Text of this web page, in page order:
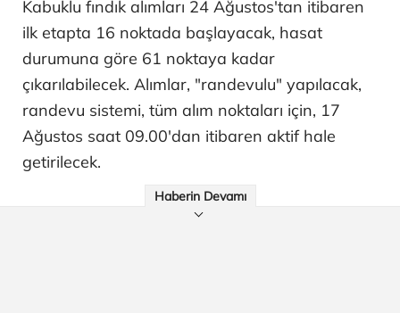
Kabuklu fındık alımları 24 Ağustos'tan itibaren
ilk etapta 16 noktada başlayacak, hasat
durumuna göre 61 noktaya kadar
çıkarılabilecek. Alımlar, "randevulu" yapılacak,
randevu sistemi, tüm alım noktaları için, 17
Ağustos saat 09.00'dan itibaren aktif hale
getirilecek.
Haberin Devamı